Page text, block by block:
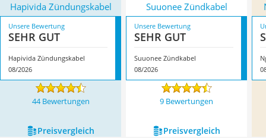
Hapivida Zündungskabel Suuonee Zündkabel
Unsere Bewertung
SEHR GUT
Hapivida Zündungskabel
08/2026
Unsere Bewertung
SEHR GUT
Suuonee Zündkabel
08/2026
44 Bewertungen 9 Bewertungen
Preis­vergleich Preis­vergleich